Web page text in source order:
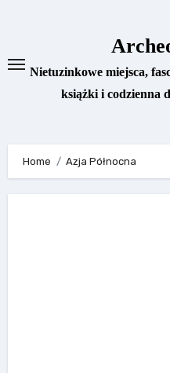
Nietuzinkowe miejsca,
książki i codzienna
Home Azja Północna